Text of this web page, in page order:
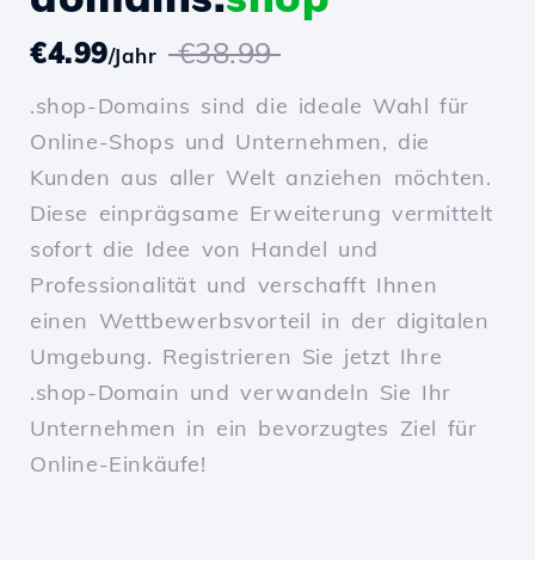
€4.99/Jahr €38.99
.shop-Domains sind die ideale Wahl für
Online-Shops und Unternehmen, die
Kunden aus aller Welt anziehen möchten.
Diese einprägsame Erweiterung vermittelt
sofort die Idee von Handel und
Professionalität und verschafft Ihnen
einen Wettbewerbsvorteil in der digitalen
Umgebung. Registrieren Sie jetzt Ihre
.shop-Domain und verwandeln Sie Ihr
Unternehmen in ein bevorzugtes Ziel für
Online-Einkäufe!